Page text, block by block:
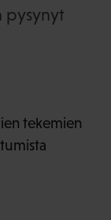
pysynyt
tekemien